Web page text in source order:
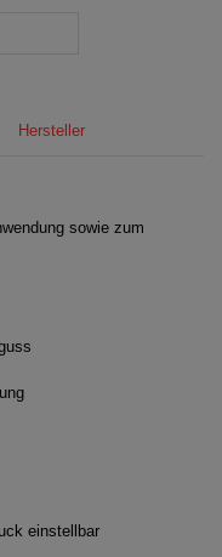
Hersteller
sowie zum
einstellbar